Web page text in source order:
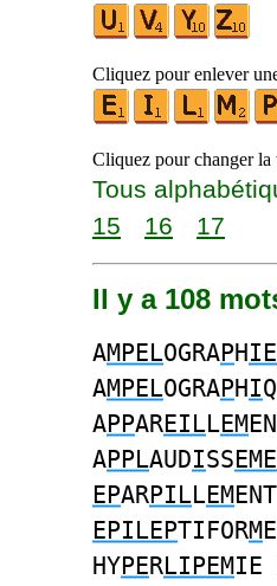
Cliquez pour enlever
Cliquez pour changer la
Tous
15
16 17
Il y a 108
AMPELOGRAPHIE
AMPELOGRAPHI
APPAREILLEM
APPLAUDISSEME
EPARPILLEMENT
EPILEPTIFORM
HYPERLIPEMIE